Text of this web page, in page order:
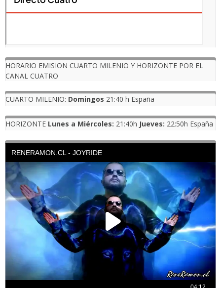
HORARIO EMISION CUARTO MILENIO Y HORIZONTE POR EL
CANAL CUATRO
CUARTO MILENIO: Domingos 21:40 h España
HORIZONTE Lunes a Miércoles: 21:40h Jueves: 22:50h España